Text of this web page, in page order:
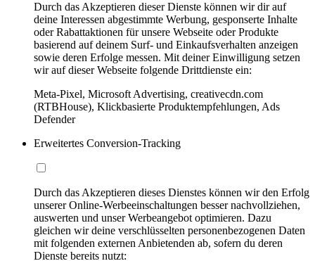
Durch das Akzeptieren dieser Dienste können wir dir auf
deine Interessen abgestimmte Werbung, gesponserte Inhalte
oder Rabattaktionen für unsere Webseite oder Produkte
basierend auf deinem Surf- und Einkaufsverhalten anzeigen
sowie deren Erfolge messen. Mit deiner Einwilligung setzen
wir auf dieser Webseite folgende Drittdienste ein:
Meta-Pixel, Microsoft Advertising, creativecdn.com
(RTBHouse), Klickbasierte Produktempfehlungen, Ads
Defender
Erweitertes Conversion-Tracking
Durch das Akzeptieren dieses Dienstes können wir den Erfolg
unserer Online-Werbeeinschaltungen besser nachvollziehen,
auswerten und unser Werbeangebot optimieren. Dazu
gleichen wir deine verschlüsselten personenbezogenen Daten
mit folgenden externen Anbietenden ab, sofern du deren
Dienste bereits nutzt: